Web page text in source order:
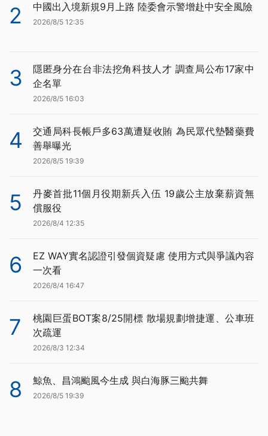
2 中國出入境新規9月上路 陸委會示警增赴中安全風險
2026/8/5 12:35
3
隱匿身分在台非法挖角科技人才 調查局公布17家中
企名單
2026/8/5 16:03
4
交通局科長帳戶多63萬遭疑收賄 為民眾代墊醫藥費
善舉曝光
2026/8/5 19:39
5
丹麥首批11個月役期新兵入伍 19歲公主放棄薪資無
償服役
2026/8/4 12:35
6
EZ WAY實名認證引發個資疑慮 使用方式與爭議內容
一次看
2026/8/4 16:47
7
桃園巨蛋BOT案8/25開標 散場規劃增捷運、公車班
次疏運
2026/8/3 12:34
8 鯨魚、昌鴻颱風今生成 與白海豚三颱共舞
2026/8/5 19:39